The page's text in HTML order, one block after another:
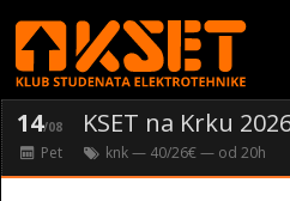
14/08 KSET na Krku
Pet knk— 40/26€ — od 20h